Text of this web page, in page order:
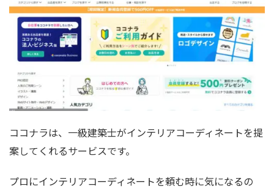
ココナラは、一級建築士がインテリアコーディネートを提
案してくれるサービスです。
プロにインテリアコーディネートを頼む時に気になるの